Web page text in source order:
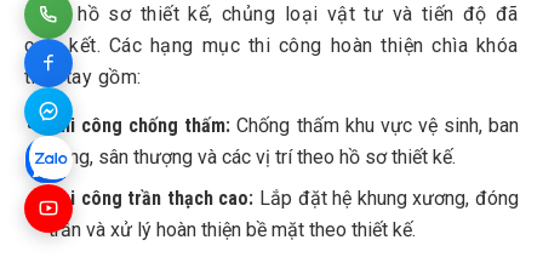
đúng hồ sơ thiết kế, chủng loại vật tư và tiến độ đã
cam kết. Các hạng mục thi công hoàn thiện chìa khóa
trao tay gồm:
Thi công chống thấm:Chống thấm khu vực vệ sinh, ban
công, sân thượng và các vị trí theo hồ sơ thiết kế.
Thi công trần thạch cao: Lắp đặt hệ khung xương, đóng
trần và xử lý hoàn thiện bề mặt theo thiết kế.